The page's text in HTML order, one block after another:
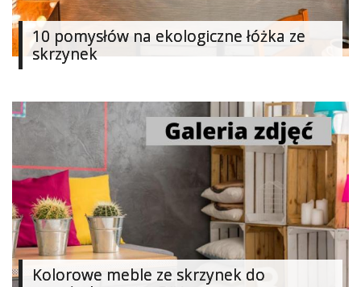
Dodaj
«
Dodaj
Dodaj
Dodaj
artykuł
galerię
10 pomysłów na ekologiczne łóżka ze
skrzynek
Kolorowe meble ze skrzynek do